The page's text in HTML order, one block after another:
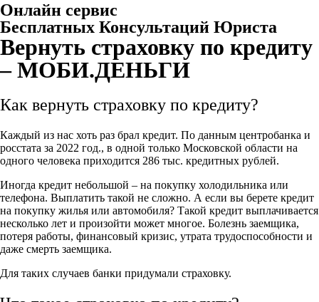
Онлайн сервис
Бесплатных Консультаций Юриста
Вернуть страховку по кредиту
– МОБИ.ДЕНЬГИ
Как вернуть страховку по кредиту?
Каждый из нас хоть раз брал кредит. По данным центробанка и
росстата за 2022 год., в одной только Московской области на
одного человека приходится 286 тыс. кредитных рублей.
Иногда кредит небольшой – на покупку холодильника или
телефона. Выплатить такой не сложно. А если вы берете кредит
на покупку жилья или автомобиля? Такой кредит выплачивается
несколько лет и произойти может многое. Болезнь заемщика,
потеря работы, финансовый кризис, утрата трудоспособности и
даже смерть заемщика.
Для таких случаев банки придумали страховку.